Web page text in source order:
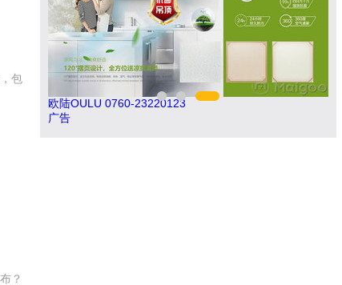
包
？
肯帝亚KENTIER 4006-026-011
广告